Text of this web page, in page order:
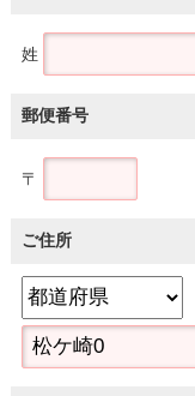
姓
郵便番号
〒
ご住所